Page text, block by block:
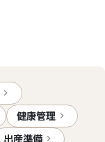
健康管理
出産準備